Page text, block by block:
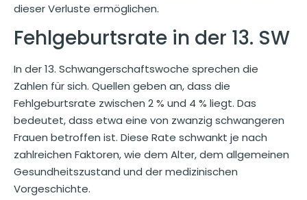
dieser Verluste ermöglichen.
Fehlgeburtsrate in der 13. SW
In der 13. Schwangerschaftswoche sprechen die
Zahlen für sich. Quellen geben an, dass die
Fehlgeburtsrate zwischen 2 % und 4 % liegt. Das
bedeutet, dass etwa eine von zwanzig schwangeren
Frauen betroffen ist. Diese Rate schwankt je nach
zahlreichen Faktoren, wie dem Alter, dem allgemeinen
Gesundheitszustand und der medizinischen
Vorgeschichte.